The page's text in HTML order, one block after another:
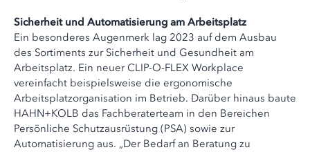
Sicherheit und Automatisierung am Arbeitsplatz
Ein besonderes Augenmerk lag 2023 auf dem Ausbau
des Sortiments zur Sicherheit und Gesundheit am
Arbeitsplatz. Ein neuer CLIP-O-FLEX Workplace
vereinfacht beispielsweise die ergonomische
Arbeitsplatzorganisation im Betrieb. Darüber hinaus baute
HAHN+KOLB das Fachberaterteam in den Bereichen
Persönliche Schutzausrüstung (PSA) sowie zur
Automatisierung aus. „Der Bedarf an Beratung zu